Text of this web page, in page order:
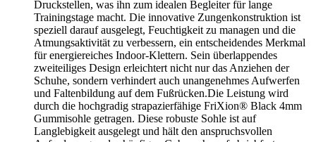
Druckstellen, was ihn zum idealen Begleiter für lange
Trainingstage macht. Die innovative Zungenkonstruktion ist
speziell darauf ausgelegt, Feuchtigkeit zu managen und die
Atmungsaktivität zu verbessern, ein entscheidendes Merkmal
für energiereiches Indoor-Klettern. Sein überlappendes
zweiteiliges Design erleichtert nicht nur das Anziehen der
Schuhe, sondern verhindert auch unangenehmes Aufwerfen
und Faltenbildung auf dem Fußrücken.Die Leistung wird
durch die hochgradig strapazierfähige FriXion® Black 4mm
Gummisohle getragen. Diese robuste Sohle ist auf
Langlebigkeit ausgelegt und hält den anspruchsvollen